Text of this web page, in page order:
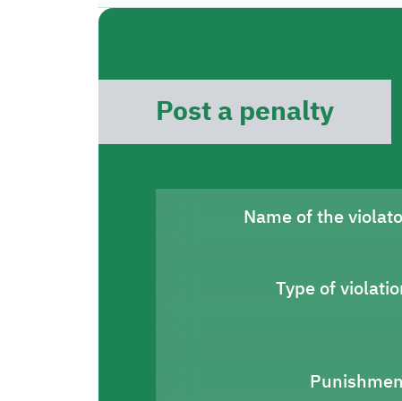
Post a penalty
Name of the
Type of